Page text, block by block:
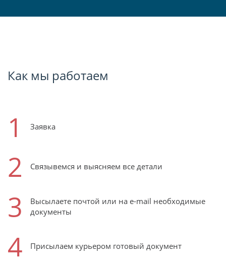
Как мы работаем
1 Заявка
2 Связывемся и выясняем все детали
3
Высылаете почтой или на e-mail необходимые
документы
4 Присылаем курьером готовый документ